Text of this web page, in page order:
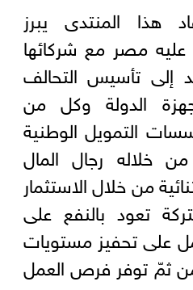
هذا المنتدى يبرز
مصر مع شركائها
إلى تأسيس التحالف
الدولة وكل من
التمويل الوطنية
من خلاله رجال المال
من خلال الاستثمار
تعود بالنفع على
على تحفيز مستويات
ثمّ توفر فرص العمل